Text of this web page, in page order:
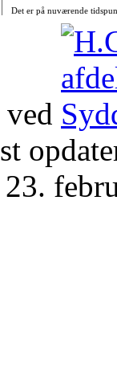
Det er på nuværende
ved
23.